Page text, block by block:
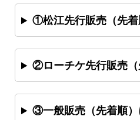
①松江先行販売（先着
②ローチケ先行販売（
③一般販売（先着順）